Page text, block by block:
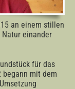
an einem stillen
Natur einander
für das
begann mit dem